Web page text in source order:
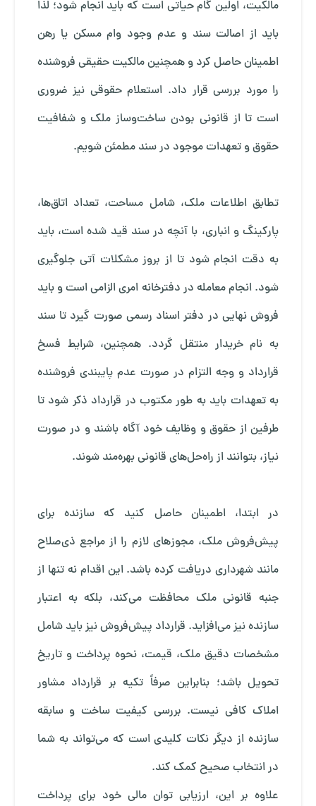
مالکیت، اولین گام حیاتی است که باید انجام شود؛ لذا
باید از اصالت سند و عدم وجود وام مسکن یا رهن
اطمینان حاصل کرد و همچنین مالکیت حقیقی فروشنده
را مورد بررسی قرار داد. استعلام حقوقی نیز ضروری
است تا از قانونی بودن ساخت‌وساز ملک و شفافیت
حقوق و تعهدات موجود در سند مطمئن شویم.
تطابق اطلاعات ملک، شامل مساحت، تعداد اتاق‌ها،
پارکینگ و انباری، با آنچه در سند قید شده است، باید
به دقت انجام شود تا از بروز مشکلات آتی جلوگیری
شود. انجام معامله در دفترخانه امری الزامی است و باید
فروش نهایی در دفتر اسناد رسمی صورت گیرد تا سند
به نام خریدار منتقل گردد. همچنین، شرایط فسخ
قرارداد و وجه التزام در صورت عدم پایبندی فروشنده
به تعهدات باید به‌ طور مکتوب در قرارداد ذکر شود تا
طرفین از حقوق و وظایف خود آگاه باشند و در صورت
نیاز، بتوانند از راه‌حل‌های قانونی بهره‌مند شوند.
در ابتدا، اطمینان حاصل کنید که سازنده برای
پیش‌فروش ملک، مجوزهای لازم را از مراجع ذی‌صلاح
مانند شهرداری دریافت کرده باشد. این اقدام نه تنها از
جنبه قانونی ملک محافظت می‌کند، بلکه به اعتبار
سازنده نیز می‌افزاید. قرارداد پیش‌فروش نیز باید شامل
مشخصات دقیق ملک، قیمت، نحوه پرداخت و تاریخ
تحویل باشد؛ بنابراین صرفاً تکیه بر قرارداد مشاور
املاک کافی نیست. بررسی کیفیت ساخت و سابقه
سازنده از دیگر نکات کلیدی است که می‌تواند به شما
در انتخاب صحیح کمک کند.
علاوه بر این، ارزیابی توان مالی خود برای پرداخت